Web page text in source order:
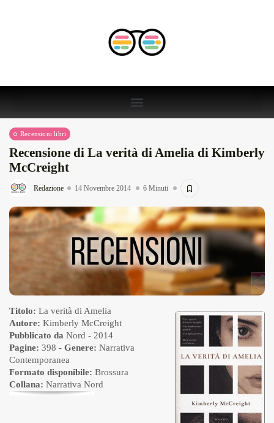
Recensioni libri
Recensione di La verità di Amelia di Kimberly
McCreight
Redazione 14 Novembre 2014 6 Minuti
Titolo: La verità di Amelia
Autore: Kimberly McCreight
Pubblicato da Nord - 2014
Pagine: 398 - Genere: Narrativa
Contemporanea
Formato disponibile: Brossura
Collana: Narrativa Nord